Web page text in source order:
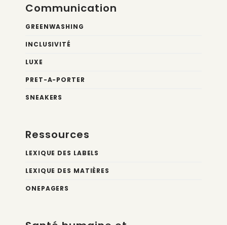
Communication
GREENWASHING
INCLUSIVITÉ
LUXE
PRET-A-PORTER
SNEAKERS
Ressources
LEXIQUE DES LABELS
LEXIQUE DES MATIÈRES
ONEPAGERS